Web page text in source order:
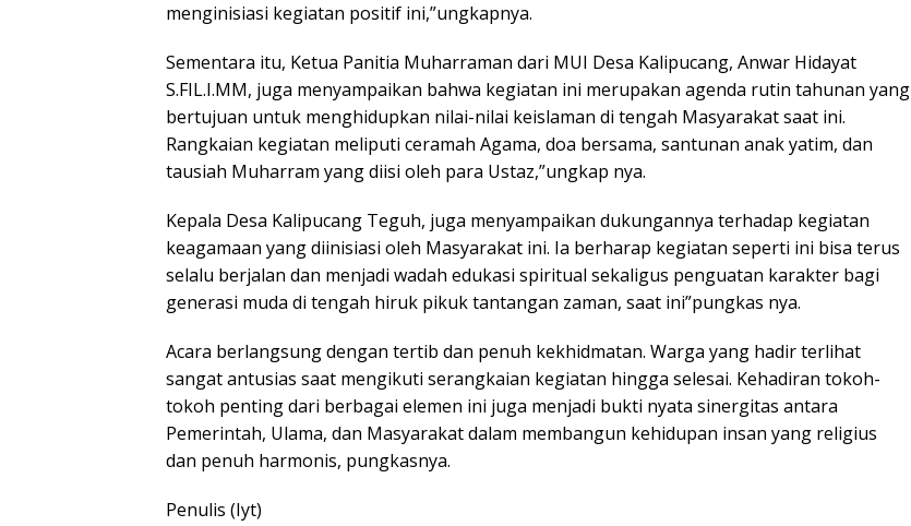
menginisiasi kegiatan positif ini,”ungkapnya.
Sementara itu, Ketua Panitia Muharraman dari MUI Desa Kalipucang, Anwar Hidayat
S.FIL.I.MM, juga menyampaikan bahwa kegiatan ini merupakan agenda rutin tahunan yang
bertujuan untuk menghidupkan nilai-nilai keislaman di tengah Masyarakat saat ini.
Rangkaian kegiatan meliputi ceramah Agama, doa bersama, santunan anak yatim, dan
tausiah Muharram yang diisi oleh para Ustaz,”ungkap nya.
Kepala Desa Kalipucang Teguh, juga menyampaikan dukungannya terhadap kegiatan
keagamaan yang diinisiasi oleh Masyarakat ini. Ia berharap kegiatan seperti ini bisa terus
selalu berjalan dan menjadi wadah edukasi spiritual sekaligus penguatan karakter bagi
generasi muda di tengah hiruk pikuk tantangan zaman, saat ini”pungkas nya.
Acara berlangsung dengan tertib dan penuh kekhidmatan. Warga yang hadir terlihat
sangat antusias saat mengikuti serangkaian kegiatan hingga selesai. Kehadiran tokoh-
tokoh penting dari berbagai elemen ini juga menjadi bukti nyata sinergitas antara
Pemerintah, Ulama, dan Masyarakat dalam membangun kehidupan insan yang religius
dan penuh harmonis, pungkasnya.
Penulis (Iyt)